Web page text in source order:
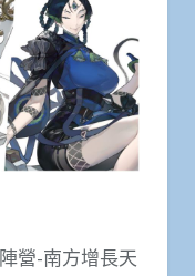
營-南方增長天